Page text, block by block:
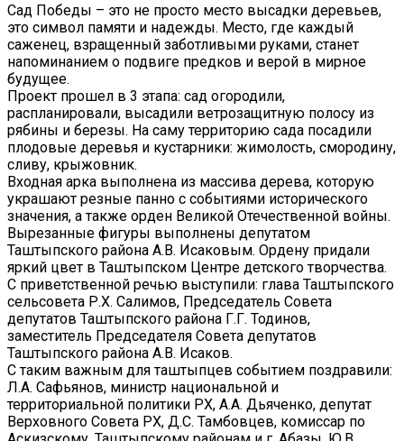
Сад Победы – это не просто место высадки деревьев,
это символ памяти и надежды. Место, где каждый
саженец, взращенный заботливыми руками, станет
напоминанием о подвиге предков и верой в мирное
будущее.
Проект прошел в 3 этапа: сад огородили,
распланировали, высадили ветрозащитную полосу из
рябины и березы. На саму территорию сада посадили
плодовые деревья и кустарники: жимолость, смородину,
сливу, крыжовник.
Входная арка выполнена из массива дерева, которую
украшают резные панно с событиями исторического
значения, а также орден Великой Отечественной войны.
Вырезанные фигуры выполнены депутатом
Таштыпского района А.В. Исаковым. Ордену придали
яркий цвет в Таштыпском Центре детского творчества.
С приветственной речью выступили: глава Таштыпского
сельсовета Р.Х. Салимов, Председатель Совета
депутатов Таштыпского района Г.Г. Тодинов,
заместитель Председателя Совета депутатов
Таштыпского района А.В. Исаков.
С таким важным для таштыпцев событием поздравили:
Л.А. Сафьянов, министр национальной и
территориальной политики РХ, А.А. Дьяченко, депутат
Верховного Совета РХ, Д.С. Тамбовцев, комиссар по